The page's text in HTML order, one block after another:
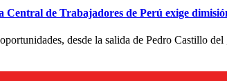
Central de Trabajadores de Perú exige
desde la salida de Pedro Castillo